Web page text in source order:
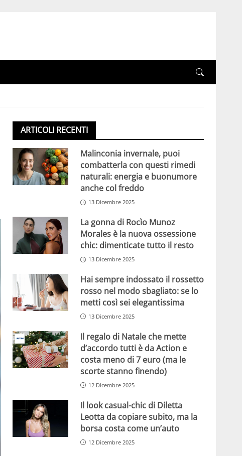
ARTICOLI RECENTI
Malinconia invernale, puoi
combatterla con questi rimedi
naturali: energia e buonumore
anche col freddo
13 Dicembre 2025
La gonna di Rocìo Munoz
Morales è la nuova ossessione
chic: dimenticate tutto il resto
13 Dicembre 2025
Hai sempre indossato il rossetto
rosso nel modo sbagliato: se lo
metti così sei elegantissima
13 Dicembre 2025
Il regalo di Natale che mette
d’accordo tutti è da Action e
costa meno di 7 euro (ma le
scorte stanno finendo)
12 Dicembre 2025
Il look casual-chic di Diletta
Leotta da copiare subito, ma la
borsa costa come un’auto
12 Dicembre 2025